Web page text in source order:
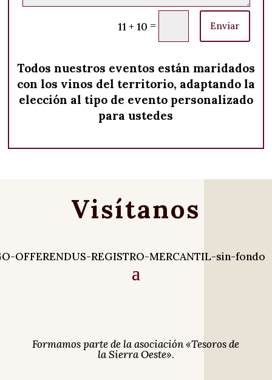
11 + 10 = Enviar
Todos nuestros eventos están maridados
con los vinos del territorio, adaptando la
elección al tipo de evento personalizado
para ustedes
Visítanos
Formamos parte de la asociación «Tesoros de
la Sierra Oeste».